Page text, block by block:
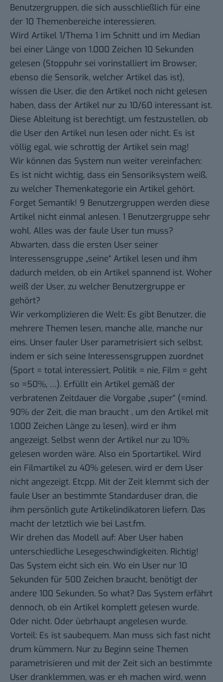
Benutzergruppen, die sich ausschließlich für eine
der 10 Themenbereiche interessieren.
Wird Artikel 1/Thema 1 im Schnitt und im Median
bei einer Länge von 1.000 Zeichen 10 Sekunden
gelesen (Stoppuhr sei vorinstalliert im Browser,
ebenso die Sensorik, welcher Artikel das ist),
wissen die User, die den Artikel noch nicht gelesen
haben, dass der Artikel nur zu 10/60 interessant ist.
Diese Ableitung ist berechtigt, um festzustellen, ob
die User den Artikel nun lesen oder nicht. Es ist
völlig egal, wie schrottig der Artikel sein mag!
Wir können das System nun weiter vereinfachen:
Es ist nicht wichtig, dass ein Sensoriksystem weiß,
zu welcher Themenkategorie ein Artikel gehört.
Forget Semantik! 9 Benutzergruppen werden diese
Artikel nicht einmal anlesen. 1 Benutzergruppe sehr
wohl. Alles was der faule User tun muss?
Abwarten, dass die ersten User seiner
Interessensgruppe „seine“ Artikel lesen und ihm
dadurch melden, ob ein Artikel spannend ist. Woher
weiß der User, zu welcher Benutzergruppe er
gehört?
Wir verkomplizieren die Welt: Es gibt Benutzer, die
mehrere Themen lesen, manche alle, manche nur
eins. Unser fauler User parametrisiert sich selbst,
indem er sich seine Interessensgruppen zuordnet
(Sport = total interessiert, Politik = nie, Film = geht
so =50%, …). Erfüllt ein Artikel gemäß der
verbratenen Zeitdauer die Vorgabe „super“ (=mind.
90% der Zeit, die man braucht , um den Artikel mit
1.000 Zeichen Länge zu lesen), wird er ihm
angezeigt. Selbst wenn der Artikel nur zu 10%
gelesen worden wäre. Also ein Sportartikel. Wird
ein Filmartikel zu 40% gelesen, wird er dem User
nicht angezeigt. Etcpp. Mit der Zeit klemmt sich der
faule User an bestimmte Standarduser dran, die
ihm persönlich gute Artikelindikatoren liefern. Das
macht der letztlich wie bei Last.fm.
Wir drehen das Modell auf: Aber User haben
unterschiedliche Lesegeschwindigkeiten. Richtig!
Das System eicht sich ein. Wo ein User nur 10
Sekunden für 500 Zeichen braucht, benötigt der
andere 100 Sekunden. So what? Das System erfährt
dennoch, ob ein Artikel komplett gelesen wurde.
Oder nicht. Oder üebrhaupt angelesen wurde.
Vorteil: Es ist saubequem. Man muss sich fast nicht
drum kümmern. Nur zu Beginn seine Themen
parametrisieren und mit der Zeit sich an bestimmte
User dranklemmen, was er eh machen wird, wenn